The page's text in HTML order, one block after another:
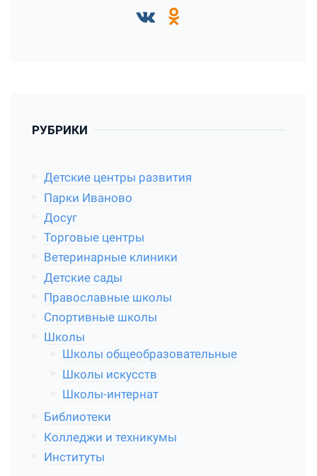
РУБРИКИ
Детские центры развития
Парки Иваново
Досуг
Торговые центры
Ветеринарные клиники
Детские сады
Православные школы
Спортивные школы
Школы
Школы общеобразовательные
Школы искусств
Школы-интернат
Библиотеки
Колледжи и техникумы
Институты